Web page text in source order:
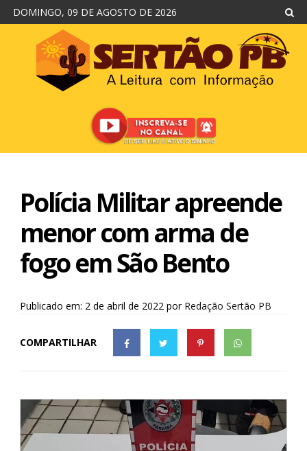
DOMINGO, 09 DE AGOSTO DE 2026
Polícia Militar apreende
menor com arma de
fogo em São Bento
Publicado em: 2 de abril de 2022 por Redação Sertão PB
COMPARTILHAR